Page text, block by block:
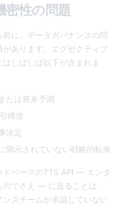
密性の問題
に、データガバナンスの問
あります。エグゼクティブ
しばしば以下が含まれま
たは将来予測
構造
決定
開示されていない戦略的転換
ドベースのTTS API — エンタ
でさえ — に送ることは、
スチームが承認していない